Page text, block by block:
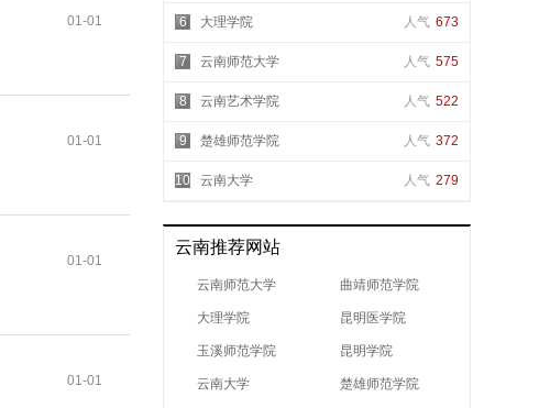
6 大理学院 人气 673
7 云南师范大学 人气 575
8 云南艺术学院 人气 522
9 楚雄师范学院 人气 372
10 云南大学 人气 279
云南推荐网站
云南师范大学 曲靖师范学院
大理学院 昆明医学院
玉溪师范学院 昆明学院
云南大学 楚雄师范学院
01-01
01-01
01-01
01-01